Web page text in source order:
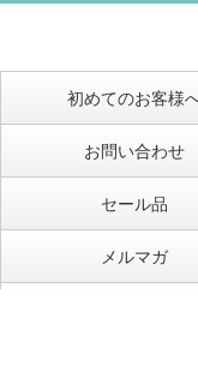
初めてのお客様
お問い合わせ
セール品
メルマガ